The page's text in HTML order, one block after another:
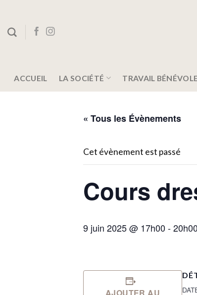
content
ACCUEIL LA SOCIÉTÉ TRAVAIL BÉNÉVOLE
« Tous les Évènements
Cet évènement est passé
Cours
9 juin 2025 @ 17h00 -20h00